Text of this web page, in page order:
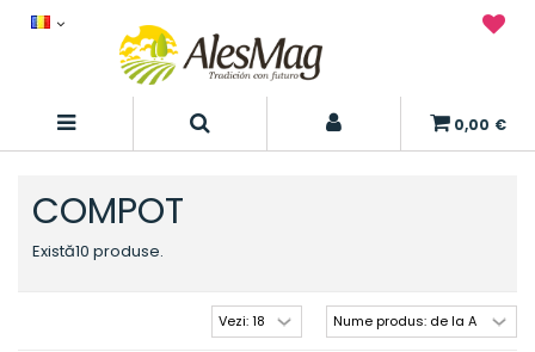
0,00 €
COMPOT
Există10 produse.